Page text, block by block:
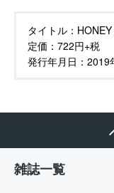
タイトル：
定価： 722円+税
発行年月日： 2019
雑誌一覧